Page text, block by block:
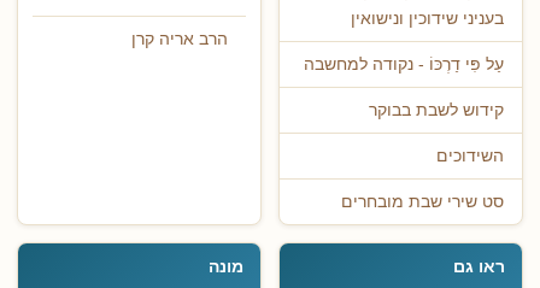
בעניני שידוכין ונישואין
עַל פִּי דַרְכּוֹ - נקודה למחשבה
קידוש לשבת בבוקר
השידוכים
סט שירי שבת מובחרים
הרב אריה קרן
ראו גם מונה